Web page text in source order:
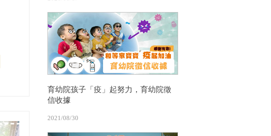
育幼院孩子「疫」起努力，育幼院徵
信收據
2021/08/30